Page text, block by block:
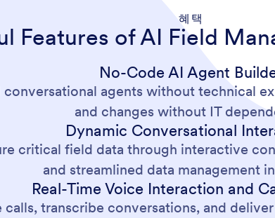
혜택
Features of AI Field
No-Code AI Agent
agents without technical
and changes without IT
Dynamic Conversational
critical field data through interactive
and streamlined data management
Real-Time Voice Interaction and
calls, transcribe conversations, and